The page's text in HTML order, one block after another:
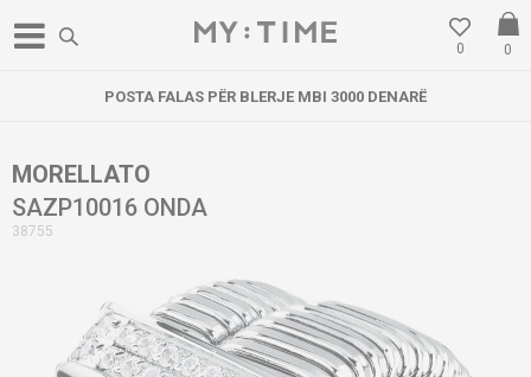
0
0
POSTA FALAS PËR BLERJE MBI 3000 DENARË
MORELLATO
SAZP10016 ONDA
38755